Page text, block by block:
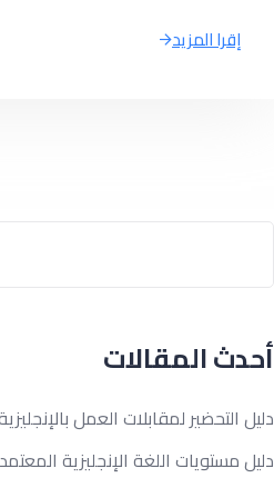
إقرا المزيد
المقالات
التحضير لمقابلات العمل بالإنجليزية
مستويات اللغة الإنجليزية المعتمدة